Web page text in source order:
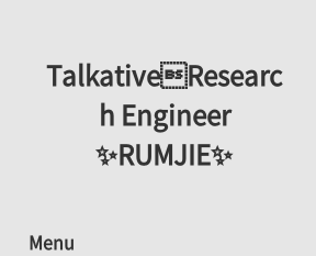
TalkativeResearc
h Engineer
✨RUMJIE✨
Menu